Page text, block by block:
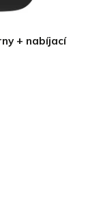
+ nabíjací